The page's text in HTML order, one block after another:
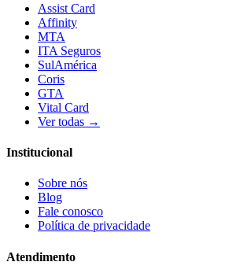
Assist Card
Affinity
MTA
ITA Seguros
SulAmérica
Coris
GTA
Vital Card
Ver todas →
Institucional
Sobre nós
Blog
Fale conosco
Política de privacidade
Atendimento